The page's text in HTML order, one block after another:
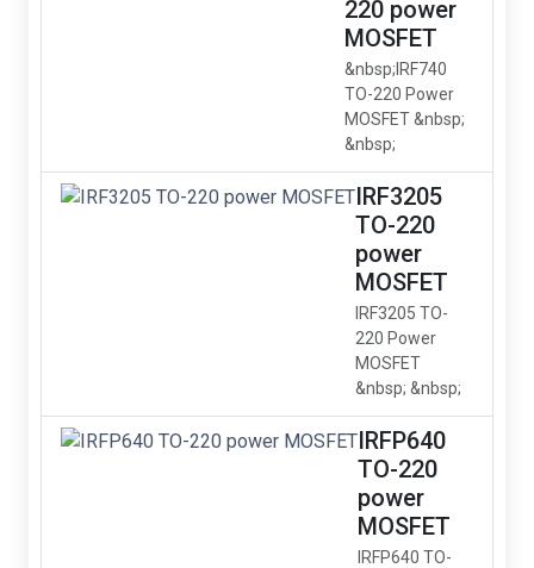
220 power
MOSFET
&nbsp;IRF740
TO-220 Power
MOSFET &nbsp;
&nbsp;
IRF3205
TO-220
power
MOSFET
IRF3205 TO-
220 Power
MOSFET
&nbsp; &nbsp;
IRFP640
TO-220
power
MOSFET
IRFP640 TO-